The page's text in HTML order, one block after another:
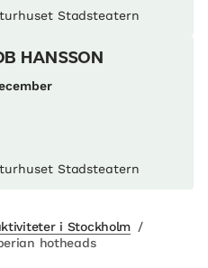
Stadsteatern
HANSSON
Stadsteatern
i Stockholm /
hotheads